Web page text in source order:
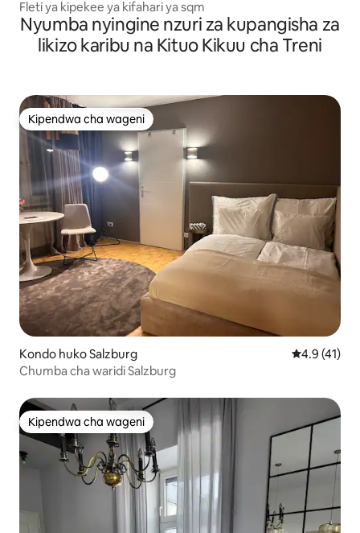
Fleti ya kipekee ya kifahari ya sqm
Nyumba nyingine nzuri za kupangisha za
likizo karibu na Kituo Kikuu cha Treni
Kipendwa cha wageni
Kipendwa cha wageni
Kondo huko Salzburg Ukadiriaji
4.9 (41)
Chumba cha waridi Salzburg
Kipendwa cha wageni
Kipendwa cha wageni